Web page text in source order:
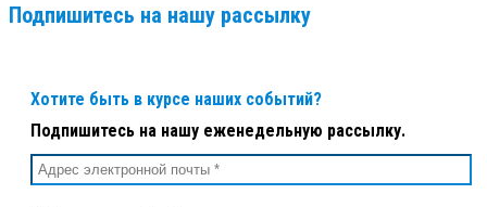
Подпишитесь на нашу рассылку
Хотите быть в курсе наших событий?
Подпишитесь на нашу еженедельную рассылку.